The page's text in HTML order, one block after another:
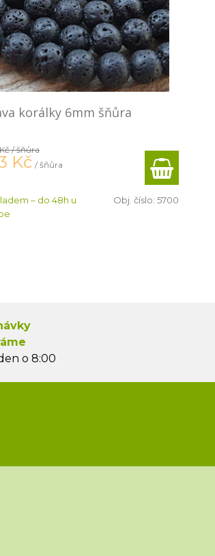
korálky 6mm šňůra
/ šňůra
Kč / šňůra
– do 48h u
Obj. číslo: 5700
o 8:00